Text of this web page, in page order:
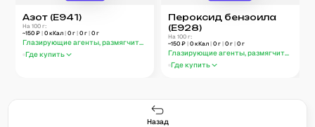
Азот (E941)
На 100 г:
~150 ₽| 0 кКал| 0 г| 0 г| 0 г
Глазирующие агенты, размягчители, улучшители выпечки (E900–E999)
Где купить
Пероксид бензоила
(E928)
На 100 г:
~150 ₽ | 0 кКал | 0 г | 0 г | 0 г
Глазирующие агенты, размягчители,
Где купить
Назад
171
Калькулятор калорий